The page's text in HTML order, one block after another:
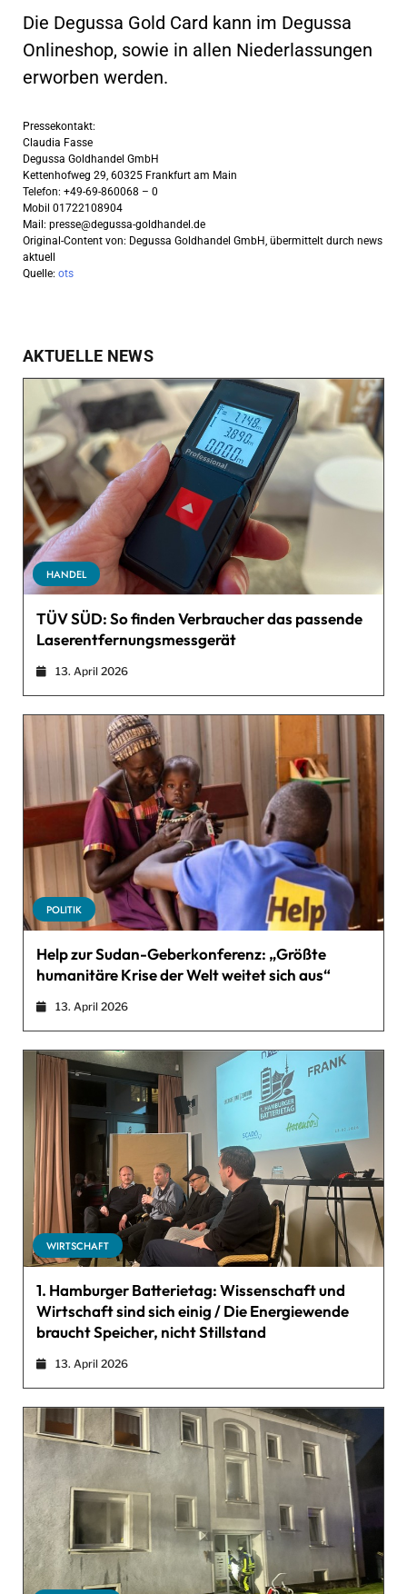
Die Degussa Gold Card kann im Degussa
Onlineshop, sowie in allen Niederlassungen
erworben werden.
Pressekontakt:
Claudia Fasse
Degussa Goldhandel GmbH
Kettenhofweg 29, 60325 Frankfurt am Main
Telefon: +49-69-860068 – 0
Mobil 01722108904
Mail: presse@degussa-goldhandel.de
Original-Content von: Degussa Goldhandel GmbH, übermittelt durch news
aktuell
Quelle: ots
AKTUELLE NEWS
HANDEL
TÜV SÜD: So finden Verbraucher das passende
Laserentfernungsmessgerät
13. April 2026
POLITIK
Help zur Sudan-Geberkonferenz: „Größte
humanitäre Krise der Welt weitet sich aus“
13. April 2026
WIRTSCHAFT
1. Hamburger Batterietag: Wissenschaft und
Wirtschaft sind sich einig / Die Energiewende
braucht Speicher, nicht Stillstand
13. April 2026